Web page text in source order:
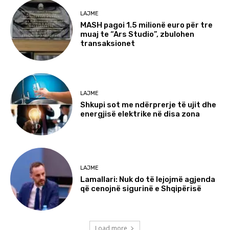
LAJME
MASH pagoi 1.5 milionë euro për tre
muaj te “Ars Studio”, zbulohen
transaksionet
LAJME
Shkupi sot me ndërprerje të ujit dhe
energjisë elektrike në disa zona
LAJME
Lamallari: Nuk do të lejojmë agjenda
që cenojnë sigurinë e Shqipërisë
Load more